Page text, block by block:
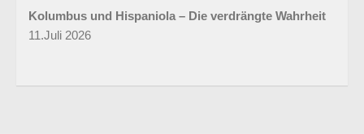
Kolumbus und Hispaniola – Die verdrängte Wahrheit
11.Juli 2026